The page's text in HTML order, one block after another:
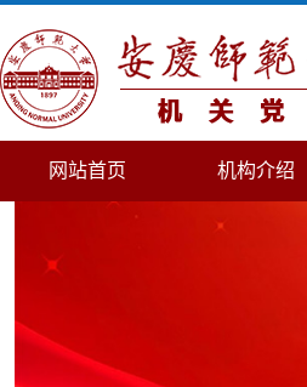
网站首页 机构介绍